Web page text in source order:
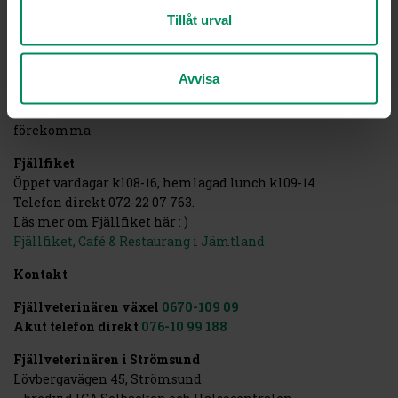
Tillåt urval
Avvisa
Sker under klinikens öppettider,
boka ditt besök via bokning@fjallveterinaren.se eller
0670-109 09.
Under klinikens öppettider, viss väntetid kan
förekomma
Fjällfiket
Öppet vardagar kl08-16, hemlagad lunch kl09-14
Telefon direkt 072-22 07 763.
Läs mer om Fjällfiket här : )
Fjällfiket, Café & Restaurang i Jämtland
Kontakt
Fjällveterinären växel 0670-109 09
Akut telefon direkt 076-10 99 188
Fjällveterinären i Strömsund
Lövbergavägen 45, Strömsund